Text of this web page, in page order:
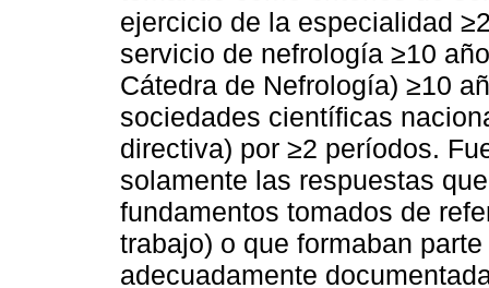
ejercicio de la especialidad
servicio de nefrología ≥10
Cátedra de Nefrología) ≥10
sociedades científicas
directiva) por ≥2 períodos.
solamente las respuestas
fundamentos tomados de
trabajo) o que formaban
adecuadamente